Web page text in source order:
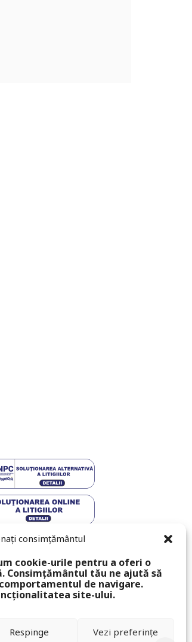
consimțământul
cookie-urile pentru a oferi o
Consimțământul tău ne ajută să
de navigare.
site-ului.
Respinge Vezi preferințe